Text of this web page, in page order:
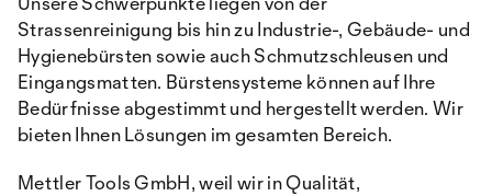
Strassenreinigung bis hin zu Industrie-, Gebäude- und
Hygienebürsten sowie auch Schmutzschleusen und
Eingangsmatten. Bürstensysteme können auf Ihre
Bedürfnisse abgestimmt und hergestellt werden. Wir
bieten Ihnen Lösungen im gesamten Bereich.
Mettler Tools GmbH, weil wir in Qualität,